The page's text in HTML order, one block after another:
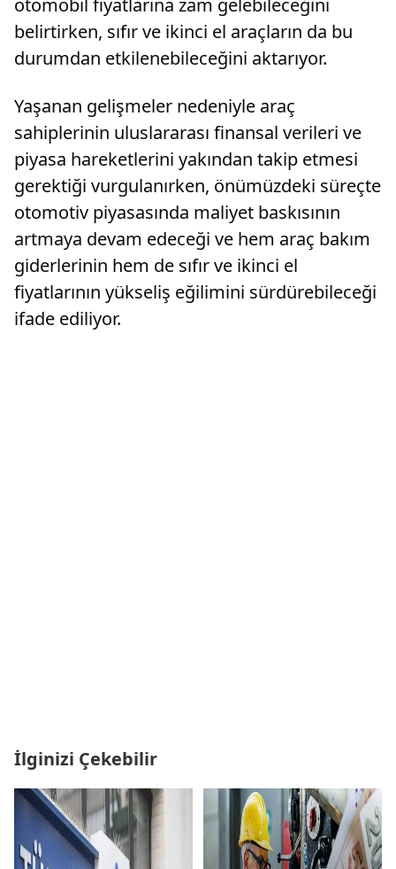
belirtirken, sıfır ve ikinci el araçların da bu
durumdan etkilenebileceğini aktarıyor.
Yaşanan gelişmeler nedeniyle araç
sahiplerinin uluslararası finansal verileri ve
piyasa hareketlerini yakından takip etmesi
gerektiği vurgulanırken, önümüzdeki süreçte
otomotiv piyasasında maliyet baskısının
artmaya devam edeceği ve hem araç bakım
giderlerinin hem de sıfır ve ikinci el
fiyatlarının yükseliş eğilimini sürdürebileceği
ifade ediliyor.
İlginizi Çekebilir